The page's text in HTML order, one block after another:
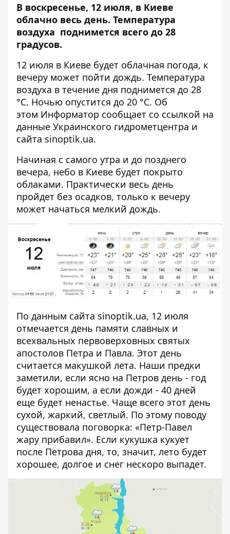
В воскресенье, 12 июля, в Киеве
облачно весь день. Температура
воздуха поднимется всего до 28
градусов.
12 июля в Киеве будет облачная погода, к
вечеру может пойти дождь. Температура
воздуха в течение дня поднимется до 28
°C. Ночью опустится до 20 °C. Об
этом Информатор сообщает со ссылкой на
данные Украинского гидрометцентра и
сайта sinoptik.ua.
Начиная с самого утра и до позднего
вечера, небо в Киеве будет покрыто
облаками. Практически весь день
пройдет без осадков, только к вечеру
может начаться мелкий дождь.
По данным сайта sinoptik.ua, 12 июля
отмечается день памяти славных и
всехвальных первоверховных святых
апостолов Петра и Павла. Этот день
считается макушкой лета. Наши предки
заметили, если ясно на Петров день - год
будет хорошим, а если дожди - 40 дней
еще будет ненастье. Чаще всего этот день
сухой, жаркий, светлый. По этому поводу
существовала поговорка: «Петр-Павел
жару прибавил». Если кукушка кукует
после Петрова дня, то, значит, лето будет
хорошее, долгое и снег нескоро выпадет.